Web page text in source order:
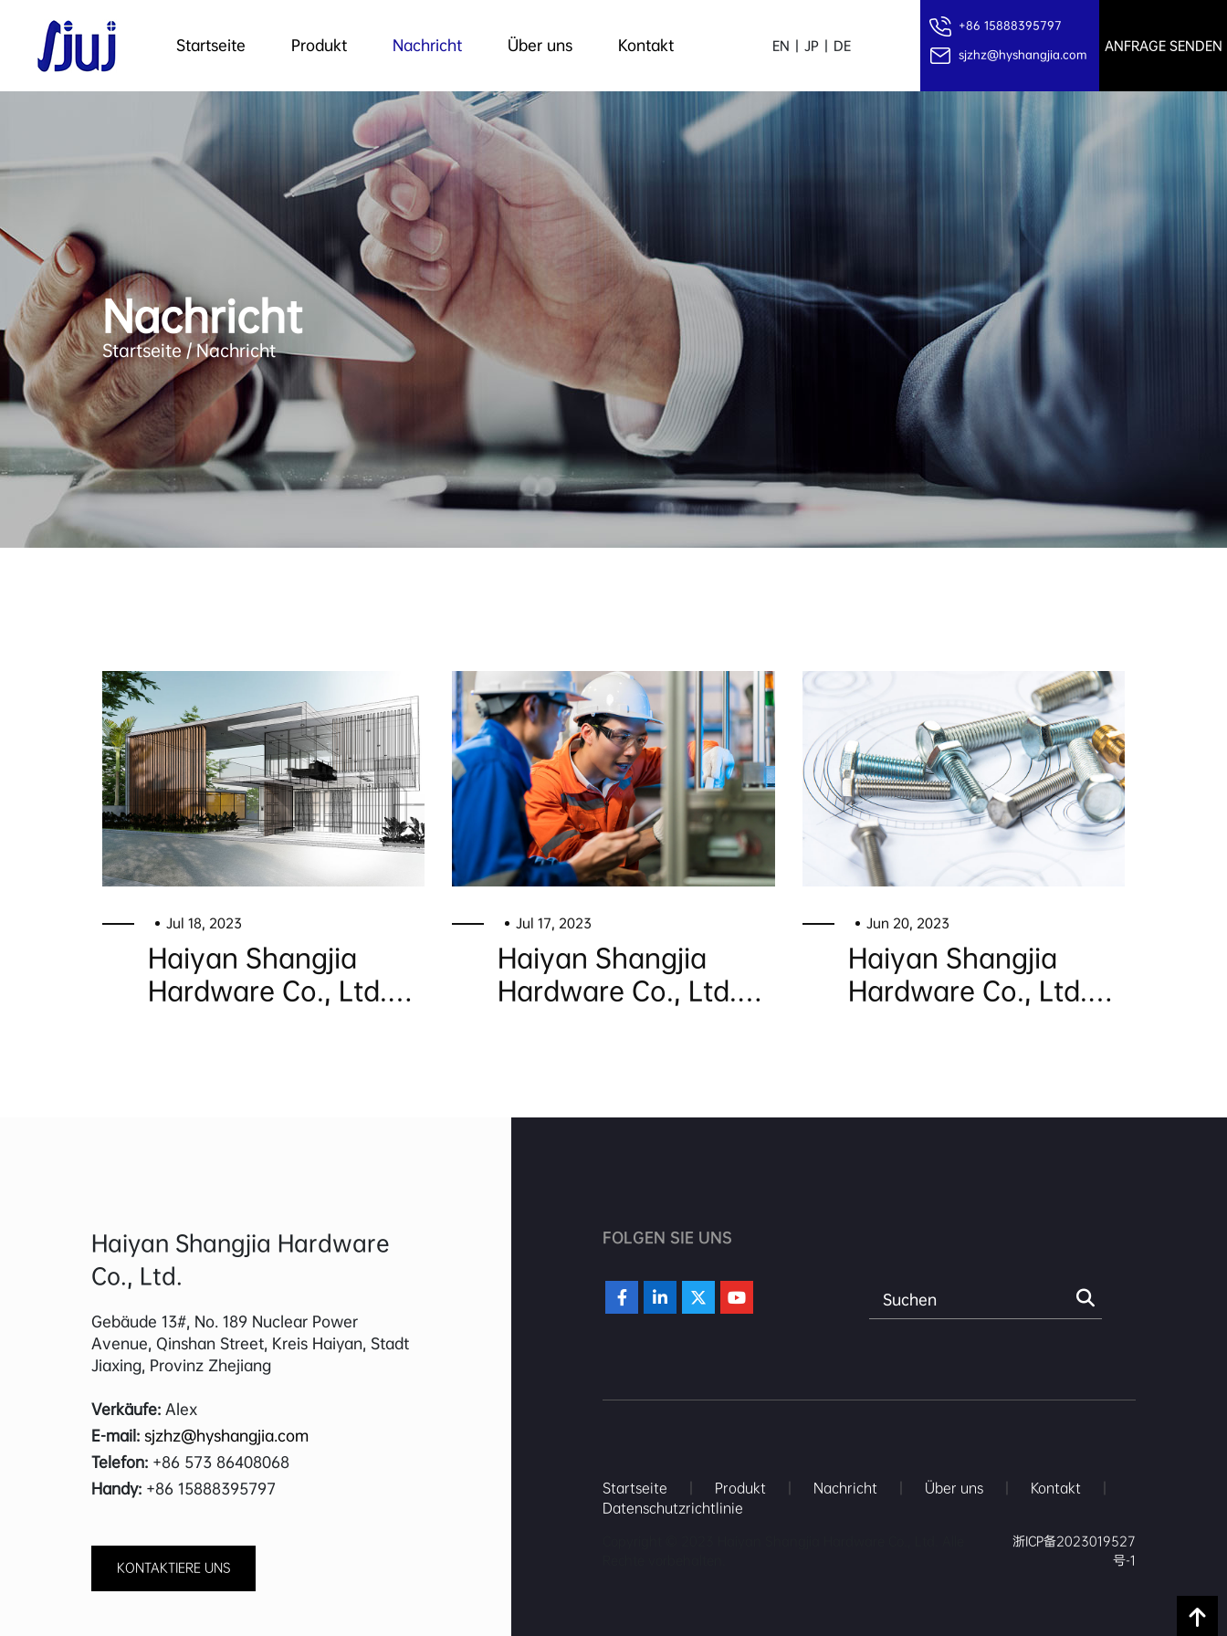
Startseite Produkt Nachricht Über uns Kontakt EN | JP | DE
+86 15888395797
sjzhz@hyshangjia.com
ANFRAGE SENDEN
Nachricht
Startseite / Nachricht
Jul 18, 2023
Haiyan Shangjia
Hardware Co., Ltd.
Jul 17, 2023
Haiyan Shangjia
Hardware Co., Ltd.
Jun 20, 2023
Haiyan Shangjia
Hardware Co., Ltd.
Haiyan Shangjia Hardware
Co., Ltd.
Gebäude 13#, No. 189 Nuclear Power
Avenue, Qinshan Street, Kreis Haiyan, Stadt
Jiaxing, Provinz Zhejiang
Verkäufe: Alex
E-mail: sjzhz@hyshangjia.com
Telefon: +86 573 86408068
Handy: +86 15888395797
KONTAKTIERE UNS
FOLGEN SIE UNS
Startseite Produkt Nachricht Über uns Kontakt
Datenschutzrichtlinie
浙ICP备2023019527
号-1